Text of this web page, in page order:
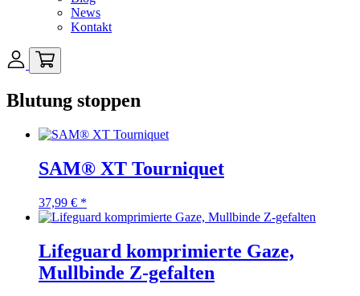
News
Kontakt
Blutung stoppen
SAM® XT Tourniquet
37,99 € *
Lifeguard komprimierte Gaze,
Mullbinde Z-gefalten